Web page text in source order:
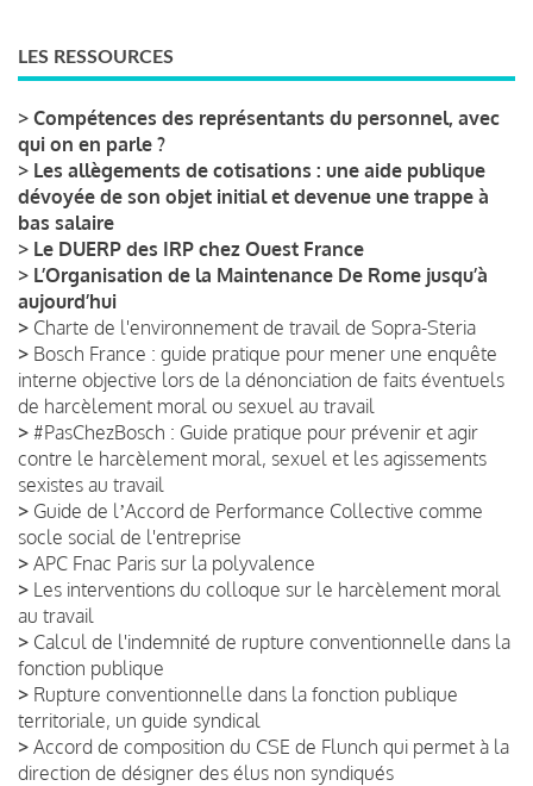
LES RESSOURCES
> Compétences des représentants du personnel, avec
qui on en parle ?
> Les allègements de cotisations : une aide publique
dévoyée de son objet initial et devenue une trappe à
bas salaire
> Le DUERP des IRP chez Ouest France
> L’Organisation de la Maintenance De Rome jusqu’à
aujourd’hui
> Charte de l'environnement de travail de Sopra-Steria
> Bosch France : guide pratique pour mener une enquête
interne objective lors de la dénonciation de faits éventuels
de harcèlement moral ou sexuel au travail
> #PasChezBosch : Guide pratique pour prévenir et agir
contre le harcèlement moral, sexuel et les agissements
sexistes au travail
> Guide de lʼAccord de Performance Collective comme
socle social de l'entreprise
> APC Fnac Paris sur la polyvalence
> Les interventions du colloque sur le harcèlement moral
au travail
> Calcul de l'indemnité de rupture conventionnelle dans la
fonction publique
> Rupture conventionnelle dans la fonction publique
territoriale, un guide syndical
> Accord de composition du CSE de Flunch qui permet à la
direction de désigner des élus non syndiqués